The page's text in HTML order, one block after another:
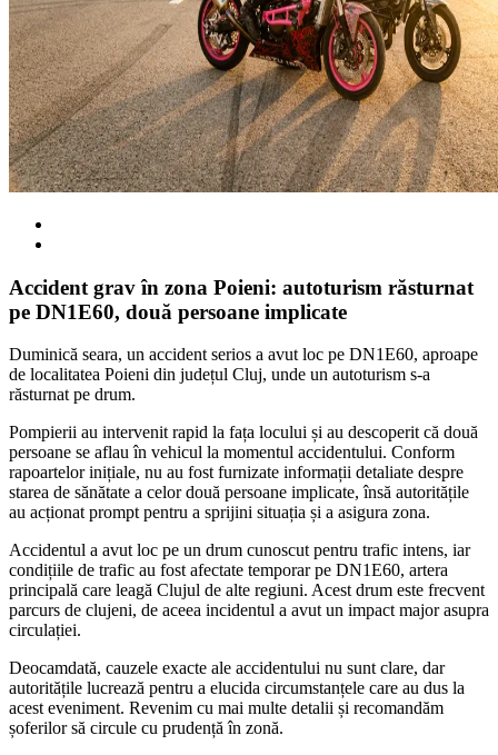
Accident grav în zona Poieni: autoturism răsturnat
pe DN1E60, două persoane implicate
Duminică seara, un accident serios a avut loc pe DN1E60, aproape
de localitatea Poieni din județul Cluj, unde un autoturism s-a
răsturnat pe drum.
Pompierii au intervenit rapid la fața locului și au descoperit că două
persoane se aflau în vehicul la momentul accidentului. Conform
rapoartelor inițiale, nu au fost furnizate informații detaliate despre
starea de sănătate a celor două persoane implicate, însă autoritățile
au acționat prompt pentru a sprijini situația și a asigura zona.
Accidentul a avut loc pe un drum cunoscut pentru trafic intens, iar
condițiile de trafic au fost afectate temporar pe DN1E60, artera
principală care leagă Clujul de alte regiuni. Acest drum este frecvent
parcurs de clujeni, de aceea incidentul a avut un impact major asupra
circulației.
Deocamdată, cauzele exacte ale accidentului nu sunt clare, dar
autoritățile lucrează pentru a elucida circumstanțele care au dus la
acest eveniment. Revenim cu mai multe detalii și recomandăm
șoferilor să circule cu prudență în zonă.